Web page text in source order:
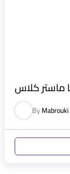
By